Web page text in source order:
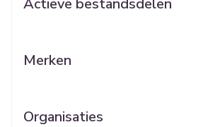
Actieve bestandsdelen
Merken
Organisaties